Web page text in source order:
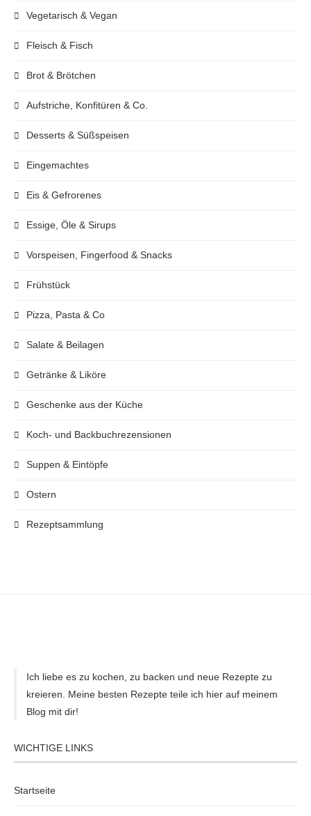
Vegetarisch & Vegan
Fleisch & Fisch
Brot & Brötchen
Aufstriche, Konfitüren & Co.
Desserts & Süßspeisen
Eingemachtes
Eis & Gefrorenes
Essige, Öle & Sirups
Vorspeisen, Fingerfood & Snacks
Frühstück
Pizza, Pasta & Co
Salate & Beilagen
Getränke & Liköre
Geschenke aus der Küche
Koch- und Backbuchrezensionen
Suppen & Eintöpfe
Ostern
Rezeptsammlung
Ich liebe es zu kochen, zu backen und neue Rezepte zu
kreieren. Meine besten Rezepte teile ich hier auf meinem
Blog mit dir!
WICHTIGE LINKS
Startseite